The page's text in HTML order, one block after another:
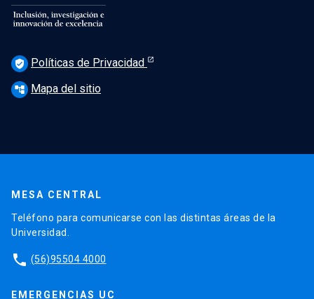
verified_user Políticas de Privacidad
account_tree Mapa del sitio
MESA CENTRAL
Teléfono para comunicarse con las distintas áreas de la
Universidad.
phone (56)95504 4000
EMERGENCIAS UC